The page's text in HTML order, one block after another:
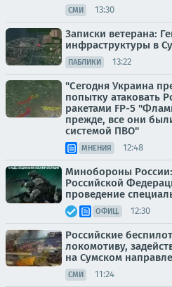
СМИ 13:30
Записки ветерана:
инфраструктуры в
ПАБЛИКИ 13:22
"Сегодня Украина
попытку атаковать
ракетами FP-5
прежде, все они
системой ПВО"
МНЕНИЯ 12:48
Минобороны
Российской
проведение
ОФИЦ. 12:30
Российские
локомотиву,
на Сумском
СМИ 11:24